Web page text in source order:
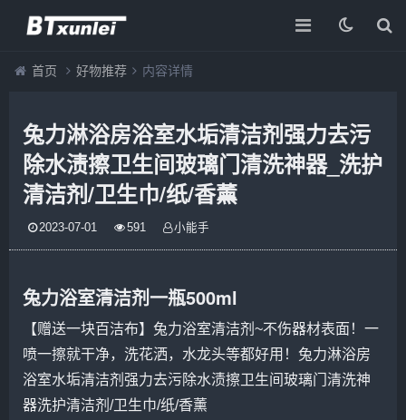
首页 好物推荐 内容详情
兔力淋浴房浴室水垢清洁剂强力去污
除水渍擦卫生间玻璃门清洗神器_洗护
清洁剂/卫生巾/纸/香薰
2023-07-01 591 小能手
兔力浴室清洁剂一瓶500ml
【赠送一块百洁布】兔力浴室清洁剂~不伤器材表面！一
喷一擦就干净，洗花洒，水龙头等都好用！兔力淋浴房
浴室水垢清洁剂 强力去污除水渍擦卫生间 玻璃门 清洗神
器洗护清洁剂 /卫生巾/纸/香薰